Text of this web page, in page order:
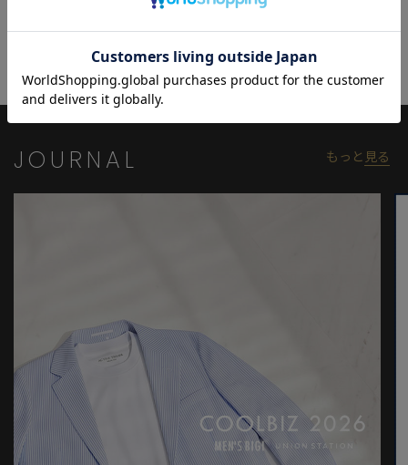
【ディテール】
ウエスト部分には「ウエストマジック」を搭載し、両サイドにゴ
ムを内蔵。体型や動きに合わせて自然にフィットし、窮屈さを感
じさせない快適な履き心地を提供します。
ベルトなしでもしっかりとホールドされ、ウエスト周りのごわつ
きを軽減。トップスをインしてもきれいに見えるよう仕上げ、シ
ンプルながらも機能性と美しいシルエットを両立させています。
MEN’S BIGIが提案する、旅するように、都市を軽やかに駆け抜け
るための、春夏セットアップです。
【ACTIVE TAILOR/アクティブテイラー】
着る人の快適性にフォーカスして、さまざまな機能を有したテイ
ラードコレクション。
ビジネスからカジュアルまで幅広いシーンで活用できるアイテム
JOURNAL もっと 見る